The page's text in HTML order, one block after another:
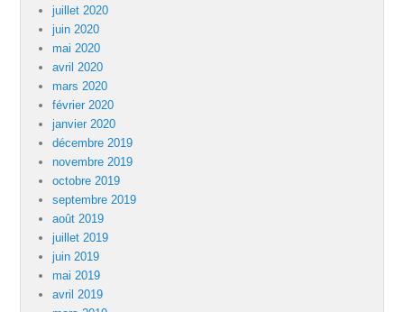
juillet 2020
juin 2020
mai 2020
avril 2020
mars 2020
février 2020
janvier 2020
décembre 2019
novembre 2019
octobre 2019
septembre 2019
août 2019
juillet 2019
juin 2019
mai 2019
avril 2019